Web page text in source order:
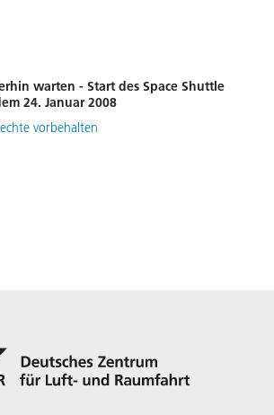
warten - Start des Space Shuttle
24. Januar 2008
vorbehalten